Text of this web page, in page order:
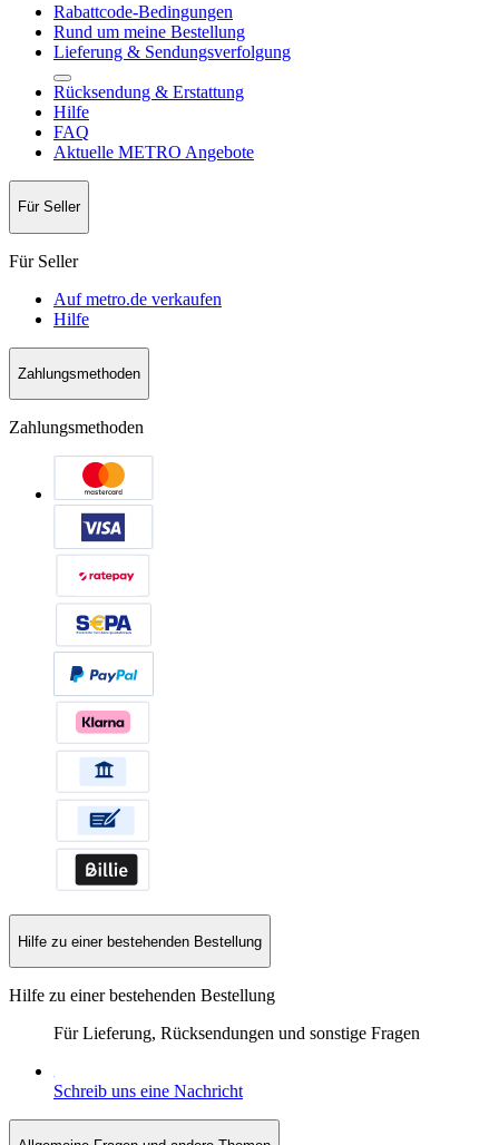
Rabattcode-Bedingungen
Rund um meine Bestellung
Lieferung & Sendungsverfolgung
Rücksendung & Erstattung
Hilfe
FAQ
Aktuelle METRO Angebote
Für Seller
Für Seller
Auf metro.de verkaufen
Hilfe
Zahlungsmethoden
Zahlungsmethoden
Hilfe zu einer bestehenden Bestellung
Hilfe zu einer bestehenden Bestellung
Für Lieferung, Rücksendungen und sonstige Fragen
Schreib uns eine Nachricht